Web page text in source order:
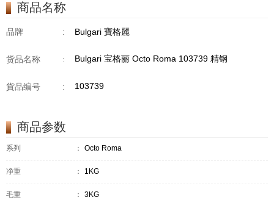
商品名称
品牌 : Bulgari 寶格麗
货品名称 : Bulgari 宝格丽 Octo Roma 103739 精钢
貨品编号 : 103739
商品参数
系列 ： Octo Roma
净重 ： 1KG
毛重 ： 3KG